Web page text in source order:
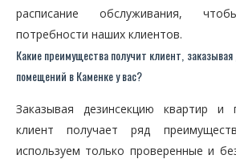
расписание обслуживания,
потребности наших клиентов.
Какие преимущества получит клиент,
помещений в Каменке у вас?
Заказывая дезинсекцию квартир
клиент получает ряд
используем только проверенные и